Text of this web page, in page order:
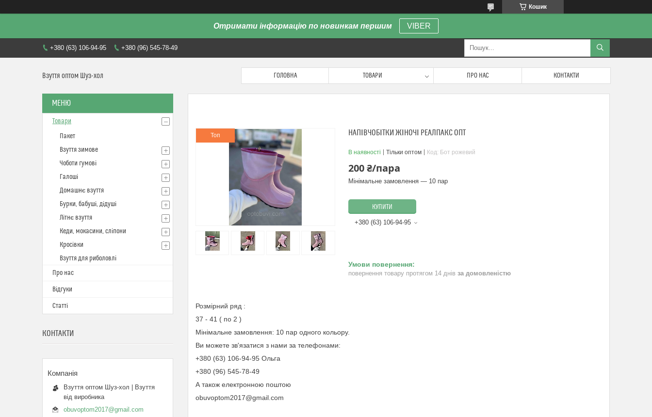
Кошик
Отримати інформацію по новинкам першим VIBER
+380 (63) 106-94-95 +380 (96) 545-78-49
Взуття оптом Шуз-хол ГОЛОВНА ТОВАРИ ПРО НАС КОНТАКТИ
Топ НАПІВЧОБІТКИ ЖІНОЧІ РЕАЛПАКС ОПТ
В наявності Тільки оптом Код: Бот рожевий
200 ₴/пара
Мінімальне замовлення — 10 пар
КУПИТИ
+380 (63) 106-94-95
повернення товару протягом 14 днів за домовленістю
Розмірний ряд :
37 - 41 ( по 2 )
Мінімальне замовлення: 10 пар одного кольору.
Ви можете зв'язатися з нами за телефонами:
+380 (63) 106-94-95 Ольга
+380 (96) 545-78-49
А також електронною поштою
obuvoptom2017@gmail.com
Товари
Пакет
Взуття зимове
Чоботи гумові
Галоші
Домашнє взуття
Бурки, бабуші, дідуші
Літнє взуття
Кеди, мокасини, сліпони
Кросівки
Взуття для риболовлі
Про нас
Відгуки
Статті
КОНТАКТИ
Взуття оптом Шуз-хол | Взуття
від виробника
obuvoptom2017@gmail.com